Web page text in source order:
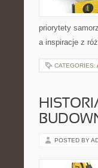
priorytety
a inspiracje z
CATEGORIES:
POSTED BY